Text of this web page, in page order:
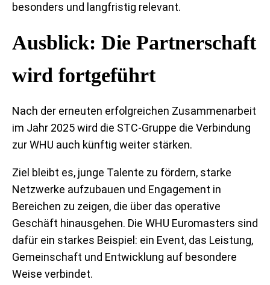
besonders und langfristig relevant.
Ausblick: Die Partnerschaft
wird fortgeführt
Nach der erneuten erfolgreichen Zusammenarbeit
im Jahr 2025 wird die STC-Gruppe die Verbindung
zur WHU auch künftig weiter stärken.
Ziel bleibt es, junge Talente zu fördern, starke
Netzwerke aufzubauen und Engagement in
Bereichen zu zeigen, die über das operative
Geschäft hinausgehen. Die WHU Euromasters sind
dafür ein starkes Beispiel: ein Event, das Leistung,
Gemeinschaft und Entwicklung auf besondere
Weise verbindet.